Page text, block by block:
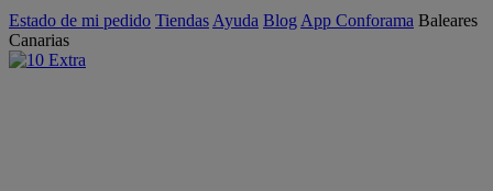
Estado de mi pedido Tiendas Ayuda Blog App Conforama Baleares
Canarias